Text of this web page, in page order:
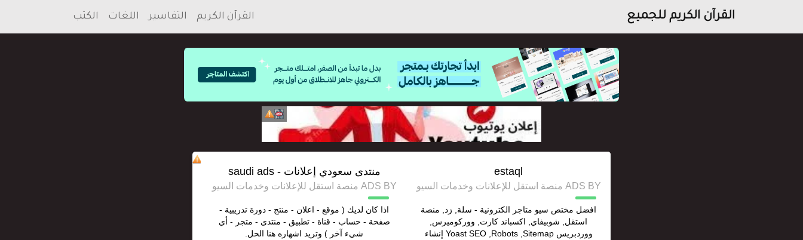
القرآن الكريم للجميع القرآن الكريم التفاسير اللغات الكتب
estaql
ADS BY منصة استقل للإعلانات وخدمات السيو
افضل مختص سيو متاجر الكترونية - سلة, زد, منصة
استقل, شوبيفاي, اكسباند كارت, ووركوميرس,
ووردبريس Yoast SEO ,Robots ,Sitemap إنشاء
منتدى سعودي إعلانات - saudi ads
ADS BY منصة استقل للإعلانات وخدمات السيو
اذا كان لديك ( موقع - اعلان - منتج - دورة تدريبية -
صفحة - حساب - قناة - تطبيق - منتدى - متجر - أي
شيء آخر ) وتريد اشهاره هنا الحل.